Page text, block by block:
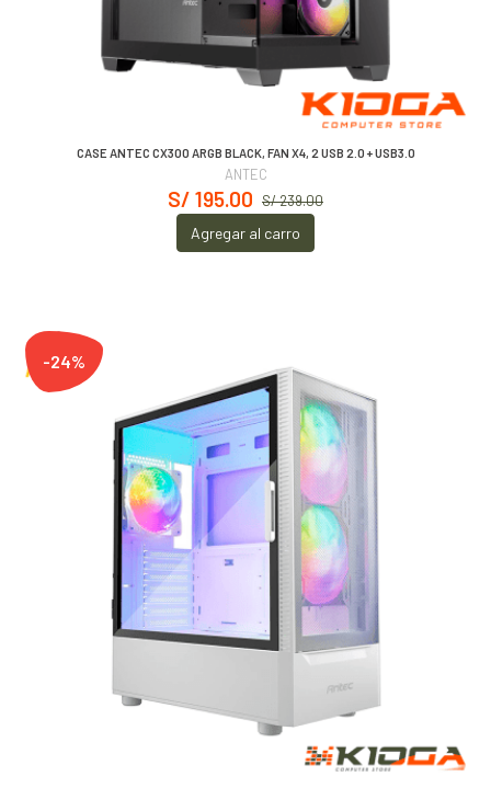
CASE ANTEC CX300 ARGB BLACK, FAN X4, 2 USB 2.0 + USB3.0
ANTEC
S/ 239.00
S/ 195.00
Agregar al carro
-24%